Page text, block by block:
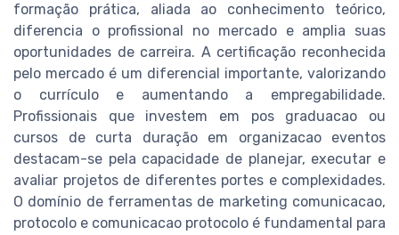
formação prática, aliada ao conhecimento teórico,
diferencia o profissional no mercado e amplia suas
oportunidades de carreira. A certificação reconhecida
pelo mercado é um diferencial importante, valorizando
o currículo e aumentando a empregabilidade.
Profissionais que investem em pos graduacao ou
cursos de curta duração em organizacao eventos
destacam-se pela capacidade de planejar, executar e
avaliar projetos de diferentes portes e complexidades.
O domínio de ferramentas de marketing comunicacao,
protocolo e comunicacao protocolo é fundamental para